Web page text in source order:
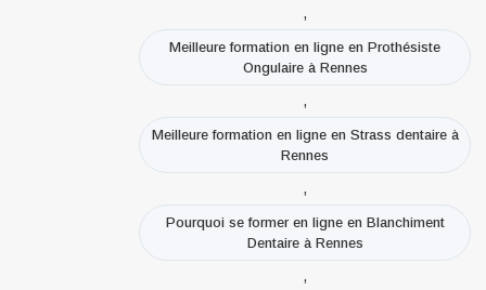
,
Meilleure formation en ligne en Prothésiste
Ongulaire à Rennes
,
Meilleure formation en ligne en Strass dentaire à
Rennes
,
Pourquoi se former en ligne en Blanchiment
Dentaire à Rennes
,